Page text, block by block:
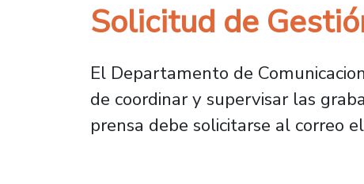
Solicitud de
El Departamento de
de coordinar y supervisar las
prensa debe solicitarse al correo